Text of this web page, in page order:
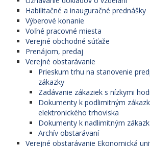
Habilitačné a inauguračné prednášky
Výberové konanie
Voľné pracovné miesta
Verejné obchodné súťaže
Prenájom, predaj
Verejné obstarávanie
Prieskum trhu na stanovenie
zákazky
Zadávanie zákaziek s nízkymi
Dokumenty k podlimitným
elektronického trhoviska
Dokumenty k nadlimitným
Archív obstarávaní
Verejné obstarávanie Ekonomická